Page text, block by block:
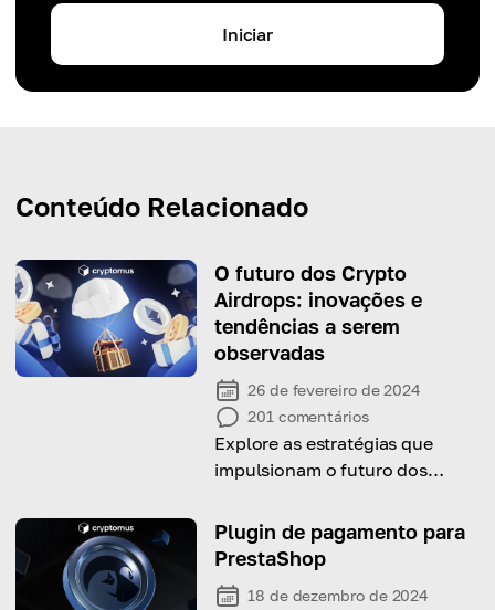
Iniciar
Conteúdo Relacionado
O futuro dos Crypto
Airdrops: inovações e
tendências a serem
observadas
26 de fevereiro de 2024
201 comentários
Explore as estratégias que
impulsionam o futuro dos
criptográficos e entenda a
dinâmica que influencia seu
Plugin de pagamento para
PrestaShop
18 de dezembro de 2024